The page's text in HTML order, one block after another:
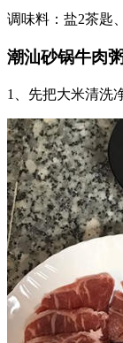
调味料：盐2茶匙
潮汕砂锅牛肉
1、先把大米清洗